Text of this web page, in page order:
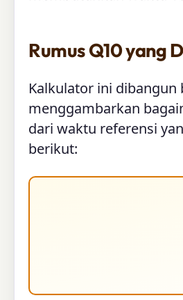
Rumus Q10 yang
Kalkulator ini dibangun
menggambarkan
dari waktu referensi
berikut: